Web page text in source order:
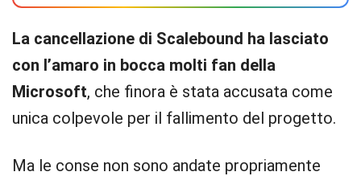
La cancellazione di Scalebound ha lasciato
con l’amaro in bocca molti fan della
Microsoft, che finora è stata accusata come
unica colpevole per il fallimento del progetto.
Ma le conse non sono andate propriamente